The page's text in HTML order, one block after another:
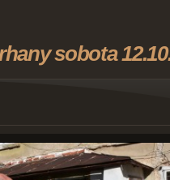
sobota